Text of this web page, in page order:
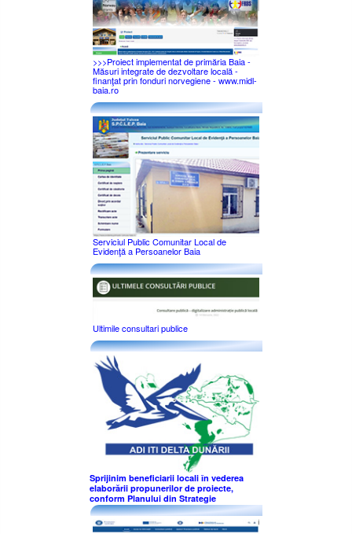
>>>Proiect implementat de primăria Baia -
Măsuri integrate de dezvoltare locală -
finanţat prin fonduri norvegiene - www.midl-
baia.ro
Serviciul Public Comunitar Local de
Evidenţă a Persoanelor Baia
Ultimile consultari publice
Sprijinim beneficiarii locali în vederea
elaborării propunerilor de proiecte,
conform Planului din Strategie